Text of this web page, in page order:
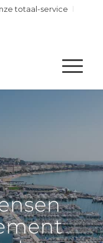
totaal-service